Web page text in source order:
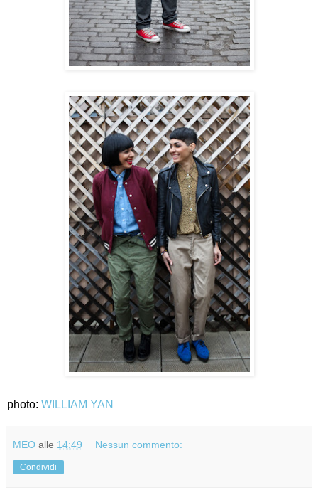
photo: WILLIAM YAN
MEO alle 14:49 Nessun commento:
Condividi